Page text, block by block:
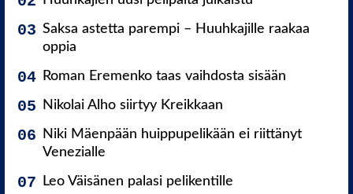
Saksa astetta parempi – Huuhkajille raakaa
oppia
Roman Eremenko taas vaihdosta sisään
Nikolai Alho siirtyy Kreikkaan
Niki Mäenpään huippupelikään ei riittänyt
Venezialle
Leo Väisänen palasi pelikentille